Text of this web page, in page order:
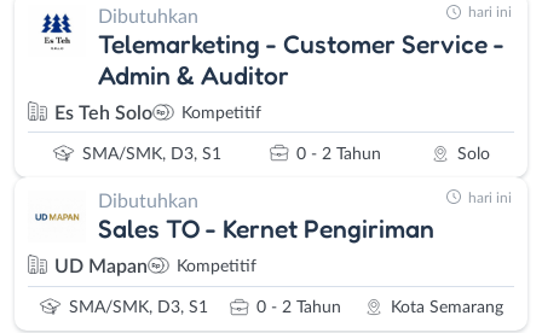
Dibutuhkan
Telemarketing - Customer Service -
Admin & Auditor
Es Teh Solo Kompetitif
SMA/SMK, D3, S1 0 - 2 Tahun Solo
hari ini
Dibutuhkan
Sales TO - Kernet Pengiriman
UD Mapan Kompetitif
SMA/SMK, D3, S1 0 - 2 Tahun Kota Semarang
hari ini